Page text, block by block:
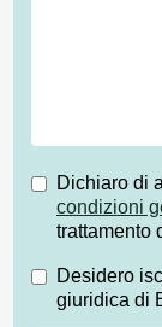
Dichiaro di
condizioni
trattamento
Desidero
giuridica di